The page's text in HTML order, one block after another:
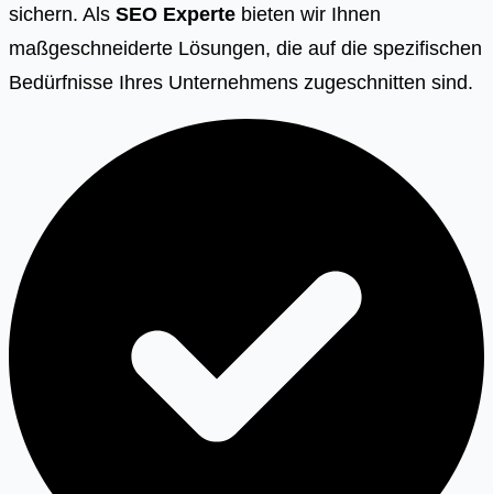
sichern. Als SEO Experte bieten wir Ihnen
maßgeschneiderte Lösungen, die auf die spezifischen
Bedürfnisse Ihres Unternehmens zugeschnitten sind.